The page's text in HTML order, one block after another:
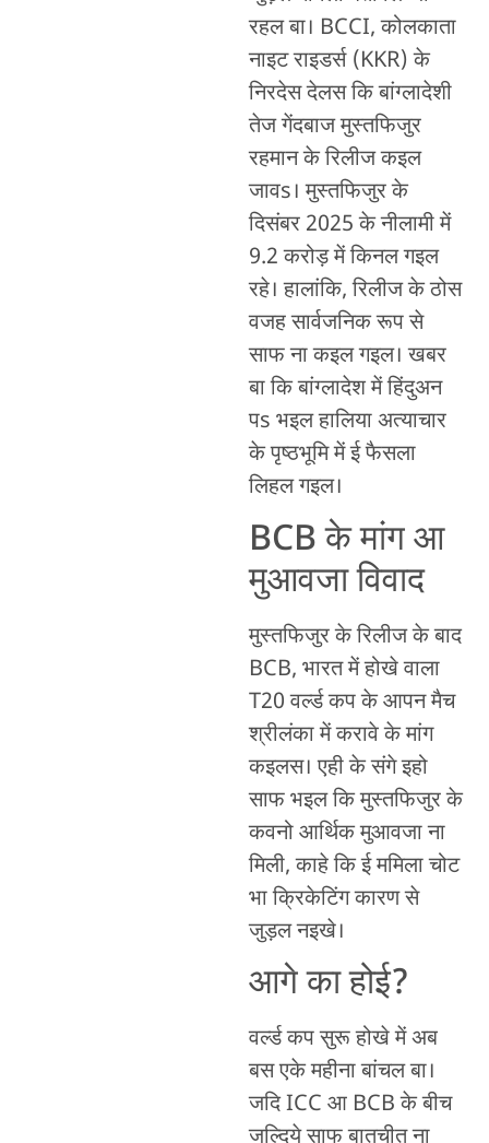
रहल बा। BCCI, कोलकाता
नाइट राइडर्स (KKR) के
निरदेस देलस कि बांग्लादेशी
तेज गेंदबाज मुस्तफिजुर
रहमान के रिलीज कइल
जावs। मुस्तफिजुर के
दिसंबर 2025 के नीलामी में
9.2 करोड़ में किनल गइल
रहे। हालांकि, रिलीज के ठोस
वजह सार्वजनिक रूप से
साफ ना कइल गइल। खबर
बा कि बांग्लादेश में हिंदुअन
पs भइल हालिया अत्याचार
के पृष्ठभूमि में ई फैसला
लिहल गइल।
BCB के मांग आ
मुआवजा विवाद
मुस्तफिजुर के रिलीज के बाद
BCB, भारत में होखे वाला
T20 वर्ल्ड कप के आपन मैच
श्रीलंका में करावे के मांग
कइलस। एही के संगे इहो
साफ भइल कि मुस्तफिजुर के
कवनो आर्थिक मुआवजा ना
मिली, काहे कि ई ममिला चोट
भा क्रिकेटिंग कारण से
जुड़ल नइखे।
आगे का होई?
वर्ल्ड कप सुरू होखे में अब
बस एके महीना बांचल बा।
जदि ICC आ BCB के बीच